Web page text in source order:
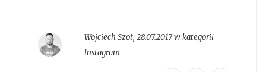
Wojciech Szot, 28.07.2017 w kategorii
instagram